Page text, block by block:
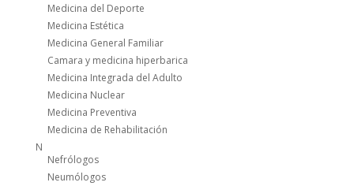
Medicina del Deporte
Medicina Estética
Medicina General Familiar
Camara y medicina hiperbarica
Medicina Integrada del Adulto
Medicina Nuclear
Medicina Preventiva
Medicina de Rehabilitación
N
Nefrólogos
Neumólogos